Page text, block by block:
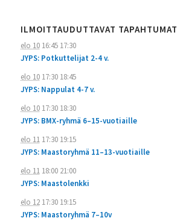
ILMOITTAUDUTTAVAT TAPAHTUMAT
elo 1016:45 17:30
JYPS: Potkuttelijat 2-4 v.
elo 1017:30 18:45
JYPS: Nappulat 4-7 v.
elo 1017:30 18:30
JYPS: BMX-ryhmä 6–15-vuotiaille
elo 1117:30 19:15
JYPS: Maastoryhmä 11–13-vuotiaille
elo 1118:00 21:00
JYPS: Maastolenkki
elo 1217:30 19:15
JYPS: Maastoryhmä 7–10v